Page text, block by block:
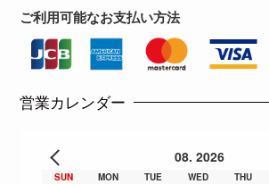
ご利用可能なお支払い方法
営業カレンダー
08. 2026
SUN MON TUE WED THU